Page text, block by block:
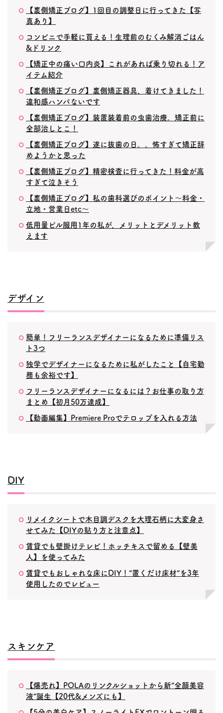
【裏側矯正ブログ】1回目の調整日に行ってきた【写
真あり】
コンビニで手軽に買える！生理前のむくみ解消ごはん
&ドリンク
【矯正中の痛い口内炎】これがあれば乗り切れる！ア
イテム紹介
【裏側矯正ブログ】裏側矯正器具、着けてきました！
違和感ハンパないです
【裏側矯正ブログ】装置装着前の虫歯治療。矯正前に
全部治しとこ！
【裏側矯正ブログ】遂に抜歯の日。。怖すぎて矯正辞
めようかと思った
【裏側矯正ブログ】精密検査に行ってきた！料金が高
すぎて泣きそう
【裏側矯正ブログ】私の歯科選びのポイント〜料金・
立地・営業日etc〜
低用量ピル服用1年の私が、メリットとデメリット教
えます
デザイン
簡単！フリーランスデザイナーになるために準備リス
ト3つ
独学でデザイナーになるために私がしたこと【自宅勤
務も余裕です】
フリーランスデザイナーになるには？お仕事の取り方
まとめ【初月50万達成】
【動画編集】Premiere Proでテロップを入れる方法
DIY
リメイクシートで木目調デスクを大理石柄に大変身さ
せてみた【DIYの貼り方と注意点】
賃貸でも壁掛けテレビ！ホッチキスで留める【壁美
人】を使ってみた
賃貸でもおしゃれな床にDIY！”置くだけ床材”を3年
使用したのでレビュー
スキンケア
【爆売れ】POLAのリンクルショットから新”全顔美容
液”誕生【20代&メンズにも】